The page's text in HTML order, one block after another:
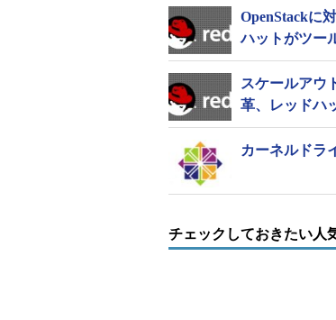
このほかに、軽量コン
「Docker」を使ってアプ
Express（NVMe）ベース
対して255を超える論理
OpenStackに
ハットがツー
スケールアウ
革、レッドハ
カーネルドラ
チェックしておきたい人